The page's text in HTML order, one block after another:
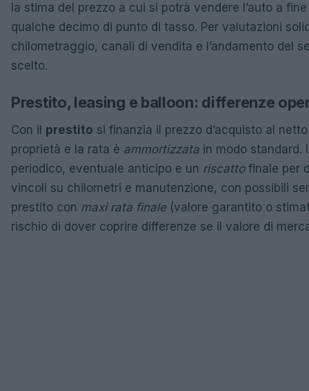
la stima del prezzo a cui si potrà vendere l’auto a
qualche decimo di punto di tasso. Per valutazioni
chilometraggio, canali di vendita e l’andamento del
scelto.
Prestito, leasing e balloon: differenze
Con il prestito si finanzia il prezzo d’acquisto al
proprietà e la rata è ammortizzata in modo standard.
periodico, eventuale anticipo e un riscattofinale per
vincoli su chilometri e manutenzione, con possibili
prestito con maxi rata finale(valore garantito o
rischio di dover coprire differenze se il valore di